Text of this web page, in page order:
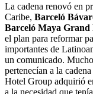
La cadena renovó en
Caribe, Barceló
Barceló Maya Grand
el plan para reformar
importantes de
un comunicado.
pertenecían a la
Hotel Group adquirió
a la necesidad que